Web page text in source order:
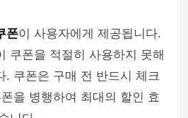
폰이 사용자에게 제공됩니다.
쿠폰을 적절히 사용하지 못해
. 쿠폰은 구매 전 반드시 체크
을 병행하여 최대의 할인 효